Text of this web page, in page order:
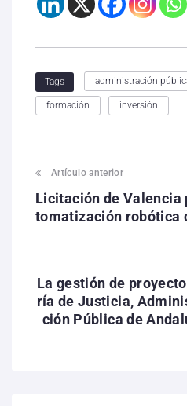
Tags administración
formación inversión
Artículo anterior
Licitación de Valencia
tomatización robótica
La gestión de
ría de Justicia,
ción Pública de